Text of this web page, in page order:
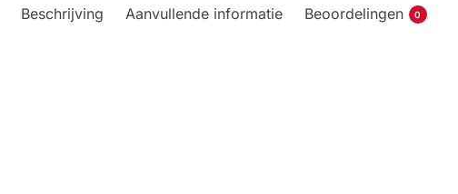
Beschrijving Aanvullende informatie Beoordelingen 0